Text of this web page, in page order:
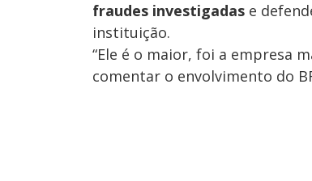
fraudes investigadas e
instituição.
“Ele é o maior, foi a empresa
comentar o envolvimento do